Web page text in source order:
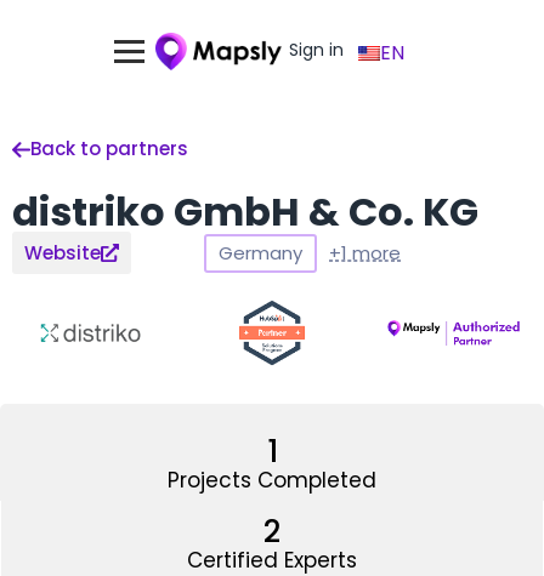
Sign in EN
Back to partners
distriko GmbH & Co. KG
Website Germany +1 more
1
Projects Completed
2
Certified Experts